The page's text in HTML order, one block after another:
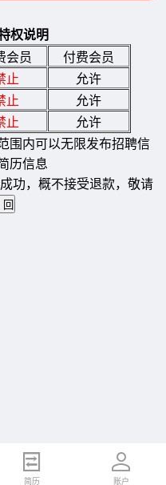
权说明
会员
付费会员
止
允许
止
允许
止
允许
围内可以无限发布招聘信
历信息
功，概不接受退款，敬请
简历 账户